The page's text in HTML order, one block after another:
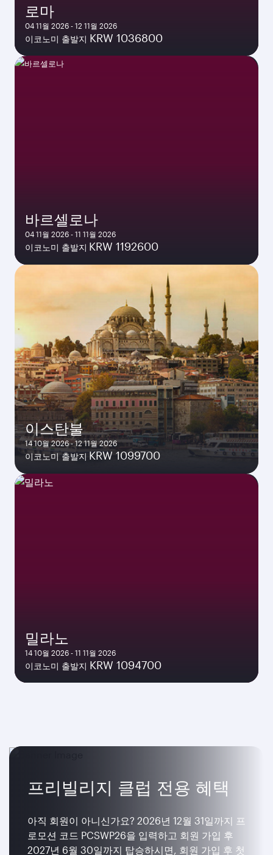
로마
04 11월 2026 - 12 11월 2026
이코노미 출발지 KRW 1036800
바르셀로나
04 11월 2026 - 11 11월 2026
이코노미 출발지 KRW 1192600
이스탄불
14 10월 2026 - 12 11월 2026
이코노미 출발지 KRW 1099700
밀라노
14 10월 2026 - 11 11월 2026
이코노미 출발지 KRW 1094700
프리빌리지 클럽 전용 혜택
아직 회원이 아니신가요? 2026년 12월 31일까지 프
로모션 코드 PCSWP26을 입력하고 회원 가입 후
2027년 6월 30일까지 탑승하시면, 회원 가입 후 첫